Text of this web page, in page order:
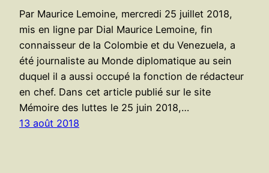
Par Maurice Lemoine, mercredi 25 juillet 2018,
mis en ligne par Dial Maurice Lemoine, fin
connaisseur de la Colombie et du Venezuela, a
été journaliste au Monde diplomatique au sein
duquel il a aussi occupé la fonction de rédacteur
en chef. Dans cet article publié sur le site
Mémoire des luttes le 25 juin 2018,…
13 août 2018